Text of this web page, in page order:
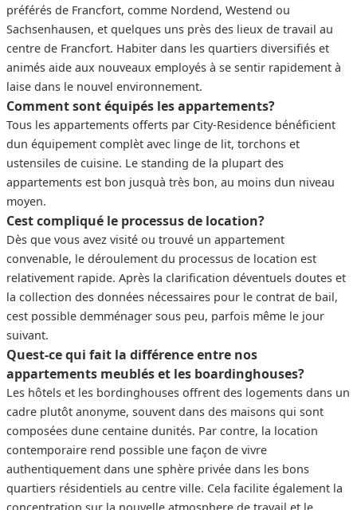
préférés de Francfort, comme Nordend, Westend ou
Sachsenhausen, et quelques uns près des lieux de travail au
centre de Francfort. Habiter dans les quartiers diversifiés et
animés aide aux nouveaux employés à se sentir rapidement à
laise dans le nouvel environnement.
Comment sont équipés les appartements?
Tous les appartements offerts par City-Residence bénéficient
dun équipement complèt avec linge de lit, torchons et
ustensiles de cuisine. Le standing de la plupart des
appartements est bon jusquà très bon, au moins dun niveau
moyen.
Cest compliqué le processus de location?
Dès que vous avez visité ou trouvé un appartement
convenable, le déroulement du processus de location est
relativement rapide. Après la clarification déventuels doutes et
la collection des données nécessaires pour le contrat de bail,
cest possible demménager sous peu, parfois même le jour
suivant.
Quest-ce qui fait la différence entre nos
appartements meublés et les boardinghouses?
Les hôtels et les bordinghouses offrent des logements dans un
cadre plutôt anonyme, souvent dans des maisons qui sont
composées dune centaine dunités. Par contre, la location
contemporaire rend possible une façon de vivre
authentiquement dans une sphère privée dans les bons
quartiers résidentiels au centre ville. Cela facilite également la